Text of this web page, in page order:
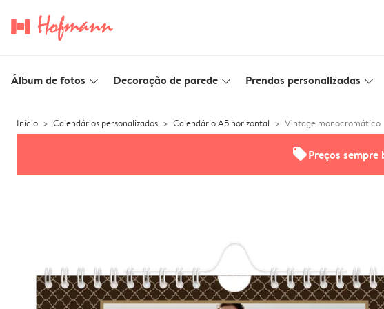
Álbum de fotos slim_arrow_down Decoração de parede slim_arrow_down Prendas personalizadas slim_arrow_down
Início Calendários personalizados Calendário A5 horizontal Vintage monocromático
offersPreços